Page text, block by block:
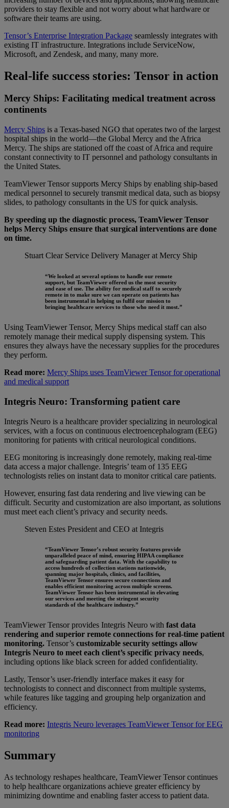
providers to stay flexible and not worry about what hardware or
software their teams are using.
Tensor’s Enterprise Integration Package seamlessly integrates with
existing IT infrastructure. Integrations include ServiceNow,
Microsoft, and Zendesk, and many, many more.
Real-life success stories: Tensor in action
Mercy Ships: Facilitating medical treatment across
continents
Mercy Ships is a Texas-based NGO that operates two of the largest
hospital ships in the world—the Global Mercy and the Africa
Mercy. The ships are stationed off the coast of Africa and require
constant connectivity to IT personnel and pathology consultants in
the United States.
TeamViewer Tensor supports Mercy Ships by enabling ship-based
medical personnel to securely transmit medical data, such as biopsy
slides, to pathology consultants in the US for quick analysis.
By speeding up the diagnostic process, TeamViewer Tensor
helps Mercy Ships ensure that surgical interventions are done
on time.
Stuart Clear Service Delivery Manager at Mercy Ship
“We looked at several options to handle our remote
support, but TeamViewer offered us the most security
and ease of use. The ability for medical staff to securely
remote in to make sure we can operate on patients has
been instrumental in helping us fulfil our mission to
bringing healthcare services to those who need it most.”
Using TeamViewer Tensor, Mercy Ships medical staff can also
remotely manage their medical supply dispensing system. This
ensures they always have the necessary supplies for the procedures
they perform.
Read more: Mercy Ships uses TeamViewer Tensor for operational
and medical support
Integris Neuro: Transforming patient care
Integris Neuro is a healthcare provider specializing in neurological
services, with a focus on continuous electroencephalogram (EEG)
monitoring for patients with critical neurological conditions.
EEG monitoring is increasingly done remotely, making real-time
data access a major challenge. Integris’ team of 135 EEG
technologists relies on instant data to monitor critical care patients.
However, ensuring fast data rendering and live viewing can be
difficult. Security and customization are also important, as solutions
must meet each client’s privacy and security needs.
Steven Estes President and CEO at Integris
“TeamViewer Tensor’s robust security features provide
unparalleled peace of mind, ensuring HIPAA compliance
and safeguarding patient data. With the capability to
access hundreds of collection stations nationwide,
spanning major hospitals, clinics, and facilities,
TeamViewer Tensor ensures secure connections and
enables efficient monitoring across multiple screens.
TeamViewer Tensor has been instrumental in elevating
our services and meeting the stringent security
standards of the healthcare industry.”
TeamViewer Tensor provides Integris Neuro with fast data
rendering and superior remote connections for real-time patient
monitoring. Tensor’s customizable security settings allow
Integris Neuro to meet each client’s specific privacy needs,
including options like black screen for added confidentiality.
Lastly, Tensor’s user-friendly interface makes it easy for
technologists to connect and disconnect from multiple systems,
while features like tagging and grouping help organization and
efficiency.
Read more: Integris Neuro leverages TeamViewer Tensor for EEG
monitoring
Summary
As technology reshapes healthcare, TeamViewer Tensor continues
to help healthcare organizations achieve greater efficiency by
minimizing downtime and enabling faster access to patient data.